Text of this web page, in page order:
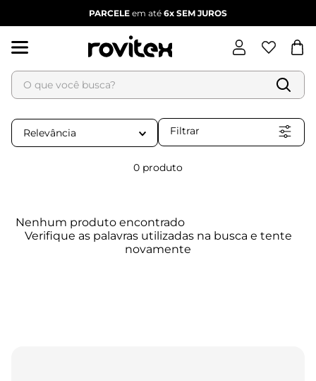
PARCELE em até 6x SEM JUROS
O que você busca?
Relevância Filtrar
0 produto
Nenhum produto encontrado
Termos mais buscados
1
2º
vestido
6º conjunto feminino